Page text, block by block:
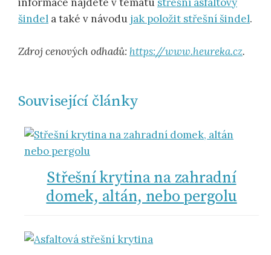
šindel a také v návodu jak položit střešní šindel.
Zdroj cenových odhadů: https://www.heureka.cz.
Související články
Střešní krytina na zahradní
domek, altán, nebo pergolu